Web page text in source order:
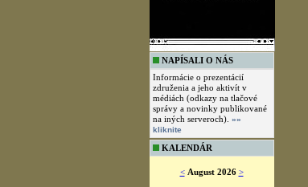
NAPÍSALI O NÁS
Informácie o prezentácií
združenia a jeho aktivít v
médiách (odkazy na tlačové
správy a novinky publikované
na iných serveroch). »»
kliknite
KALENDÁR
< August 2026 >